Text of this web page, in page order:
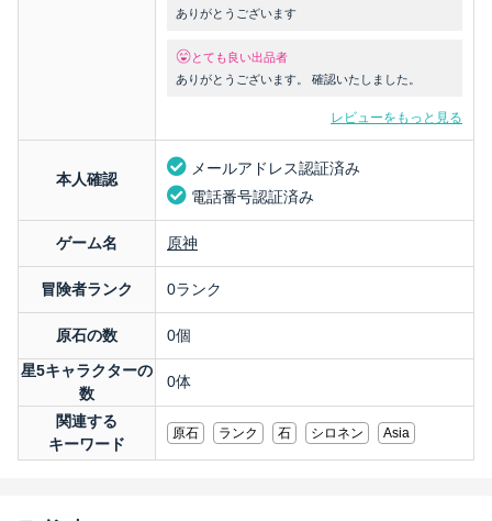
ありがとうございます
とても良い出品者
ありがとうございます。 確認いたしました。
レビューをもっと見る
本人確認
メールアドレス認証済み
電話番号認証済み
ゲーム名 原神
冒険者ランク 0ランク
原石の数
0個
星5キャラクターの
数
0体
関連する
キーワード
原石 ランク 石 シロネン Asia